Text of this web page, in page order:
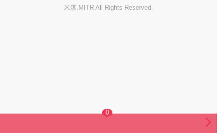
0
0
米淇.MITR All Rights Reserved.